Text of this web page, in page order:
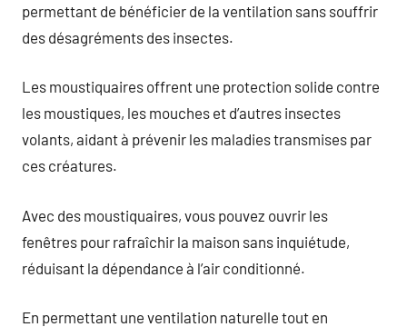
permettant de bénéficier de la ventilation sans souffrir
des désagréments des insectes.
Les moustiquaires offrent une protection solide contre
les moustiques, les mouches et d’autres insectes
volants, aidant à prévenir les maladies transmises par
ces créatures.
Avec des moustiquaires, vous pouvez ouvrir les
fenêtres pour rafraîchir la maison sans inquiétude,
réduisant la dépendance à l’air conditionné.
En permettant une ventilation naturelle tout en